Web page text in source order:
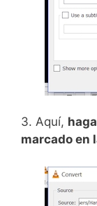
3. Aquí,
marcado en